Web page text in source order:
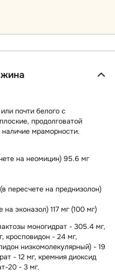
почти белого с
продолговатой
мраморности.
на неомицин) 95.6 мг
пересчете на преднизолон)
эконазол) 117 мг (100 мг)
моногидрат - 305.4 мг,
кросповидон - 24 мг,
низкомолекулярный) - 19
- 12 мг, кремния диоксид
20 - 3 мг.